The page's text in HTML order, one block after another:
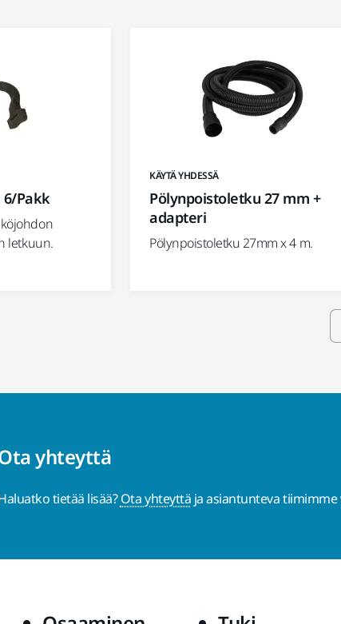
6/Pakk
letkuun.
KÄYTÄ YHDESSÄ
Pölynpoistoletku 27 mm +
adapteri
Pölynpoistoletku 27mm x 4 m.
yhteyttä
tietää lisää?Ota yhteyttä ja asiantunteva tiimimme